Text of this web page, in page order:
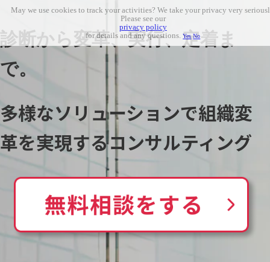
診断から変革、実行、定着ま
で。
多様なソリューションで組織変
革を実現するコンサルティング
May we use cookies to track your activities? We take your privacy very
Please see our
privacy policy
for details and any questions.Yes No